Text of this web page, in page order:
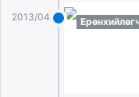
2013/04/03